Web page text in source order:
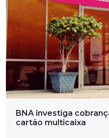
BNA investiga
cartão multicaixa